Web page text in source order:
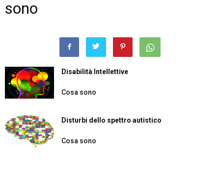
sono
Disabilità Intellettive
Cosa sono
Disturbi dello spettro autistico
Cosa sono